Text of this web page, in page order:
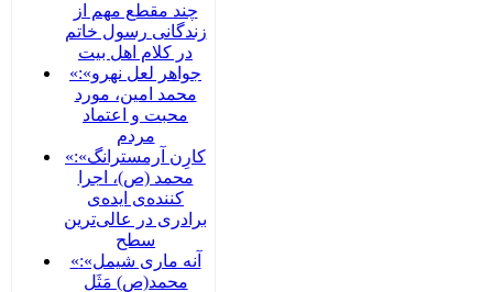
چند مقطع مهم از
زندگانی رسول خاتم
در کلام اهل بیت
«جواهر لعل نهرو»:
محمد امین، مورد
محبت و اعتماد
مردم
«کارِن آرمسترانگ»:
محمد (ص)، اجرا
کننده‌ی ایده‌ی
برادری در عالی‌ترین
سطح
«آنه ماری شیمل»:
محمد(ص) مَثَل